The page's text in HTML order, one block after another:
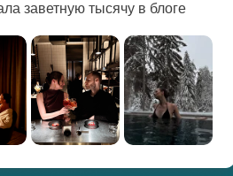
заветную тысячу в блоге